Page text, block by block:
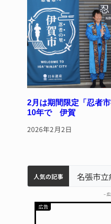
2月は期間限定「忍者
10年で 伊賀
2026年2月2日
人気の記事
名張市水道料金47％値上げへ 答申案、審議会で大筋まとまる
器物損壊容疑で83歳女逮捕 伊賀署
中学校の陶壁モニュメント 地元建設会社がボランティアで清掃 伊賀
–